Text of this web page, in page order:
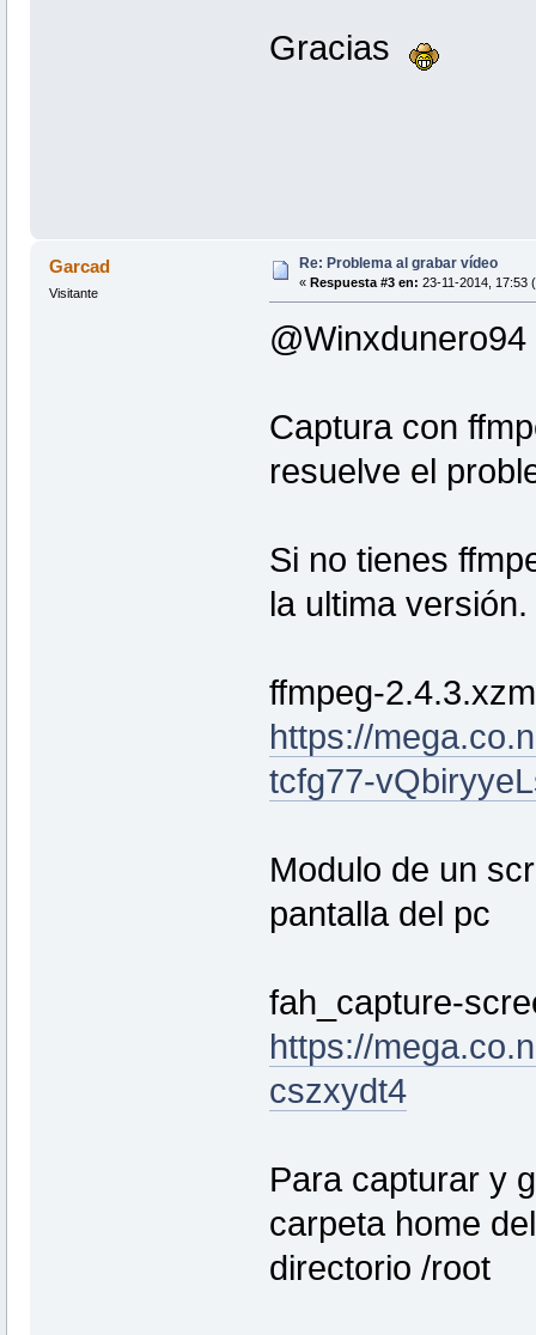
Gracias
Garcad
Visitante
Re: Problema al grabar vídeo
« Respuesta #3 en: 23-11-2014, 17:53
@Winxdunero94
Captura con
resuelve el
Si no tienes
la ultima versión.
ffmpeg-
https://
tcfg77-
Modulo de un
pantalla del pc
fah_capture-
https://
cszxydt4
Para capturar y
carpeta home
directorio /root